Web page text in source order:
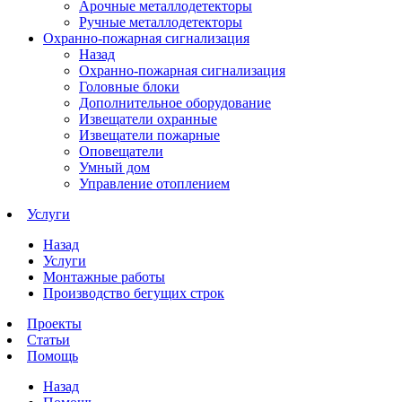
Арочные металлодетекторы
Ручные металлодетекторы
Охранно-пожарная сигнализация
Назад
Охранно-пожарная сигнализация
Головные блоки
Дополнительное оборудование
Извещатели охранные
Извещатели пожарные
Оповещатели
Умный дом
Управление отоплением
Услуги
Назад
Услуги
Монтажные работы
Производство бегущих строк
Проекты
Статьи
Помощь
Назад